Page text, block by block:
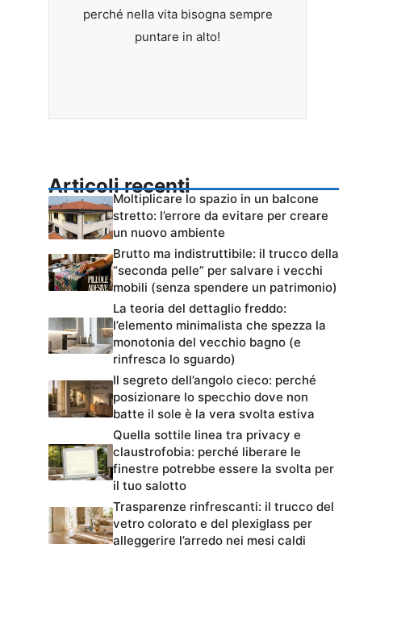
perché nella vita bisogna sempre
puntare in alto!
Articoli recenti
Moltiplicare lo spazio in un balcone
stretto: l’errore da evitare per creare
un nuovo ambiente
Brutto ma indistruttibile: il trucco della
“seconda pelle” per salvare i vecchi
mobili (senza spendere un patrimonio)
La teoria del dettaglio freddo:
l’elemento minimalista che spezza la
monotonia del vecchio bagno (e
rinfresca lo sguardo)
Il segreto dell’angolo cieco: perché
posizionare lo specchio dove non
batte il sole è la vera svolta estiva
Quella sottile linea tra privacy e
claustrofobia: perché liberare le
finestre potrebbe essere la svolta per
il tuo salotto
Trasparenze rinfrescanti: il trucco del
vetro colorato e del plexiglass per
alleggerire l’arredo nei mesi caldi